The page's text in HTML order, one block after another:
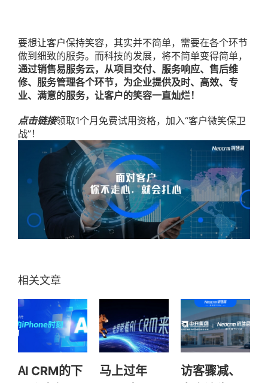
要想让客户保持笑容，其实并不简单，需要在各个环节
做到细致的服务。而科技的发展，将不简单变得简单，
通过销售易服务云，从项目交付、服务响应、售后维
修、服务管理各个环节，为企业提供及时、高效、专
业、满意的服务，让客户的笑容一直灿烂！
点击链接领取1个月免费试用资格，加入“客户微笑保卫
战”！
AI CRM的下
马上过年
访客骤减、